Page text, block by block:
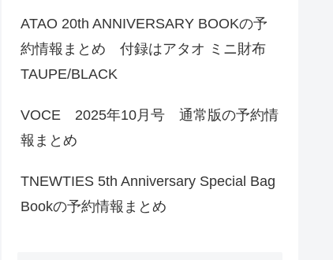
ATAO 20th ANNIVERSARY BOOKの予
約情報まとめ 付録はアタオ ミニ財布
TAUPE/BLACK
VOCE 2025年10月号 通常版の予約情
報まとめ
TNEWTIES 5th Anniversary Special Bag
Bookの予約情報まとめ